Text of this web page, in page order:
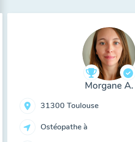
Morgane A.
31300 Toulouse
Ostéopathe à